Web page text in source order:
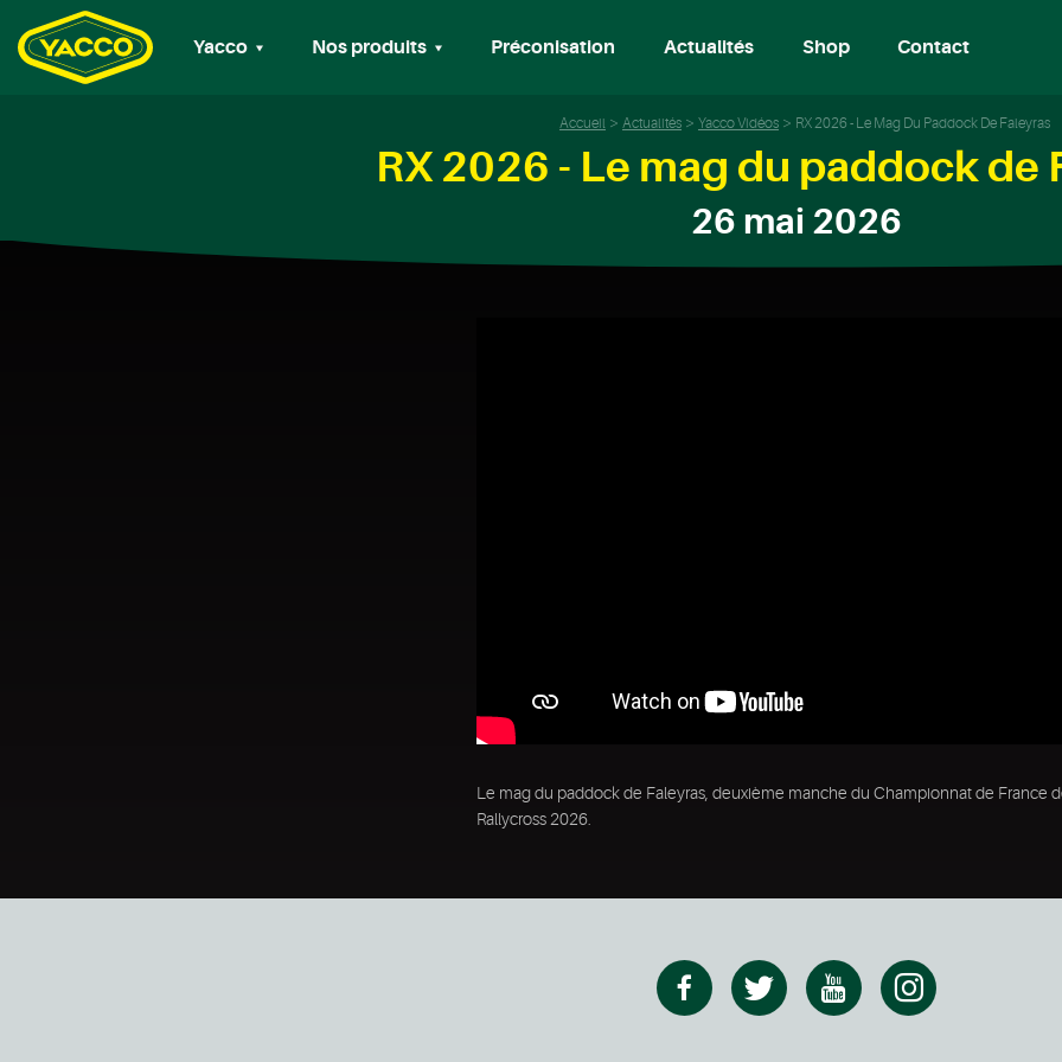
Yacco Nos produits Préconisation Actualités Shop Contact
Accueil Actualités Yacco Vidéos RX 2026 - Le Mag Du Paddock De Faleyras
RX 2026 - Le mag du paddock de
26 mai 2026
Le mag du paddock de Faleyras, deuxième manche du Championnat de France
Rallycross 2026.